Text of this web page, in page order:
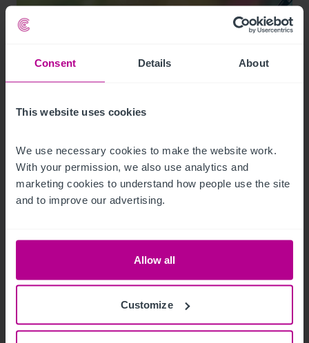
Consent Details About
This website uses cookies
We use necessary cookies to make the website work.
With your permission, we also use analytics and
marketing cookies to understand how people use the site
and to improve our advertising.
Allow all
Customize
Hotelinvestmentmarkt Österreich:
Betreiber zunehmend auch als Investoren
aktiv
Pressemitteilungen Hotels
Vermittlung
Investitionen und Entwicklung
Turnaround und Sanierung